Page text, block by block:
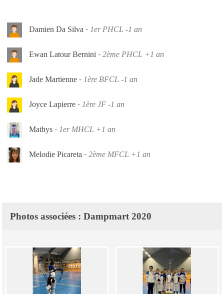
Damien Da Silva 1er PHCL -1 an
Ewan Latour Bernini 2ème PHCL +1 an
Jade Martienne 1ère BFCL -1 an
Joyce Lapierre 1ère JF -1 an
Mathys 1er MHCL +1 an
Melodie Picareta 2ème MFCL +1 an
Photos associées : Dampmart 2020